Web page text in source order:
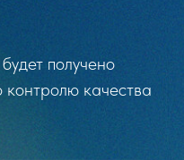
получено
контролю качества